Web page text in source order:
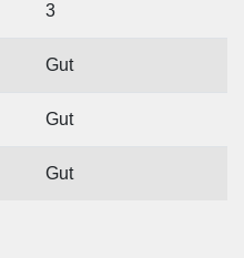
3
Gut
Gut
Gut